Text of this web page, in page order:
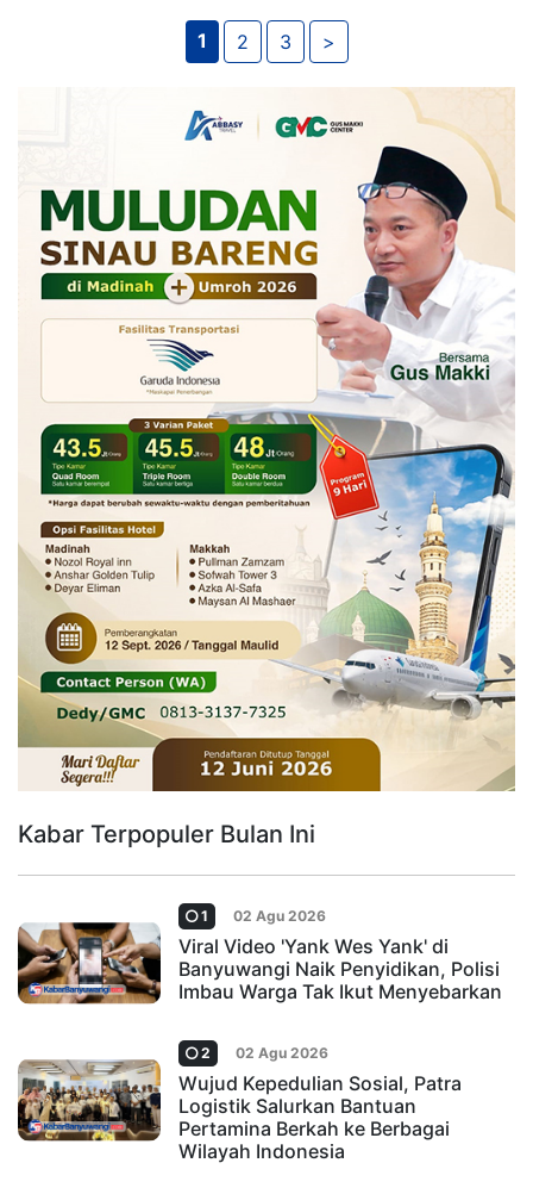
1 2 3 >
Kabar Terpopuler Bulan Ini
1 02 Agu 2026
Viral Video 'Yank Wes Yank' di
Banyuwangi Naik Penyidikan, Polisi
Imbau Warga Tak Ikut Menyebarkan
2 02 Agu 2026
Wujud Kepedulian Sosial, Patra
Logistik Salurkan Bantuan
Pertamina Berkah ke Berbagai
Wilayah Indonesia